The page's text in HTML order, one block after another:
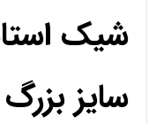
شیک
سایز